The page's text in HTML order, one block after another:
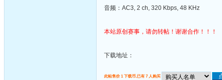
音频：AC3, 2 ch, 320 Kbps, 48 KHz
本站原创赛事，请勿转帖！谢谢合作！！！
下载地址：
此帖售价 1 下载币,已有 7 人购买